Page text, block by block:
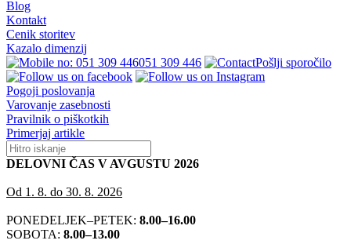
Blog
Kontakt
Cenik storitev
Kazalo dimenzij
051 309 446
Pošlji sporočilo
Pogoji poslovanja
Varovanje zasebnosti
Pravilnik o piškotkih
Primerjaj artikle
DELOVNI ČAS V AVGUSTU 2026
Od 1. 8. do 30. 8. 2026
PONEDELJEK–PETEK: 8.00–16.00
SOBOTA: 8.00–13.00